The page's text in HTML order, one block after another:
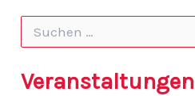
h
e
Veranstaltungen